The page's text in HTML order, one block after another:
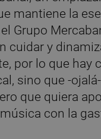
mantiene la
Grupo
cuidar y
por lo que hay
sino que -
que quiera
con la